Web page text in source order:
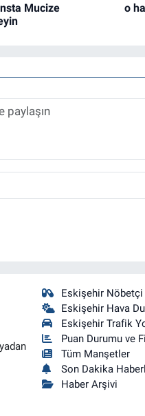
Mucize
o
Eskişehir Nöbetçi
Eskişehir Hava
Eskişehir Trafik
Puan Durumu ve
Tüm Manşetler
Son Dakika
Haber Arşivi